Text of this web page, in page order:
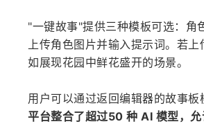
"一键故事"提供三种模板可选：
上传角色图片并输入提示词。若
如展现花园中鲜花盛开的场景。
用户可以通过返回编辑器的故事
平台整合了超过50 种 AI 模型，